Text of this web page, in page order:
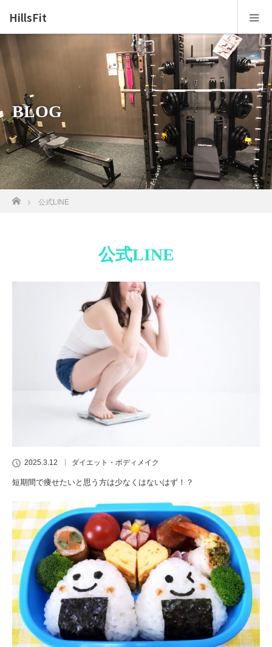
HillsFit
BLOG
ホーム
公式LINE
公式LINE
2025.3.12 ダイエット・ボディメイク
短期間で痩せたいと思う方は少なくはないはず！？